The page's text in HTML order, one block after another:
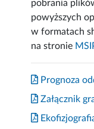
pobrania
powyższych
w formatach
na stronie
Prognoza
Załącznik